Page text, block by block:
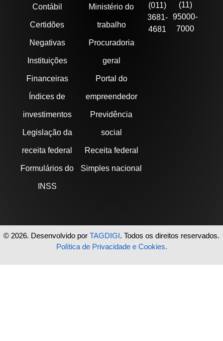
Contábil
Certidões
Negativas
Instituições
Financeiras
Índices de
investimentos
Legislação da
receita federal
Formulários do
INSS
Ministério do
trabalho
Procuradoria
geral
Portal do
empreendedor
Previdência
social
Receita federal
Simples nacional
(011)
3681-
4681
(11)
95000-
7000
© 2026. Desenvolvido por TAGDIGI. Todos os direitos reservados.
Política de Privacidade e Cookies.